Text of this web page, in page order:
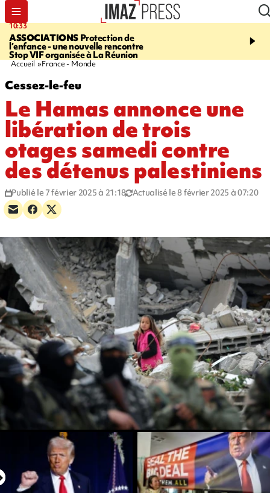
10:33
ASSOCIATIONSProtection de
l’enfance - une nouvelle rencontre
Stop VIF organisée à La Réunion
15:03
Vaste feu
l'ouest du pays, 20.000
Accueil France - Monde
Cessez-le-feu
Le Hamas annonce une
libération de trois
otages samedi contre
des détenus palestiniens
Publié le 7 février 2025 à 21:18 Actualisé le 8 février 2025 à 07:20